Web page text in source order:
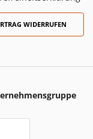
WIDERRUFEN